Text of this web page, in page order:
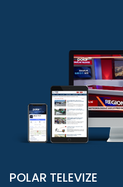
POLAR TELEVIZE